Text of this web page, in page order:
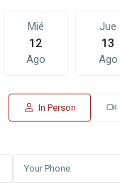
Mié
12
Ago
Jue
13
Ago
In Person